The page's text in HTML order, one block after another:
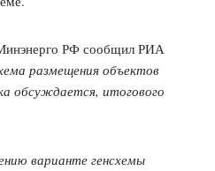
РФ сообщил РИА
размещения объектов
обсуждается, итогового
варианте генсхемы